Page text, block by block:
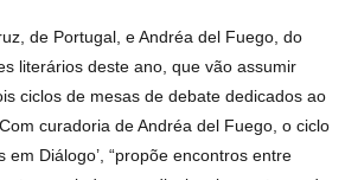
de Portugal, e Andréa del Fuego, do
literários deste ano, que vão assumir
ciclos de mesas de debate dedicados ao
curadoria de Andréa del Fuego, o ciclo
em Diálogo’, “propõe encontros entre